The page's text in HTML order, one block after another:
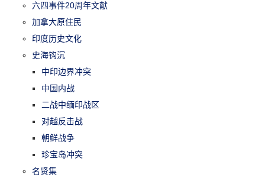
六四事件20周年文献
加拿大原住民
印度历史文化
史海钩沉
中印边界冲突
中国内战
二战中缅印战区
对越反击战
朝鲜战争
珍宝岛冲突
名贤集